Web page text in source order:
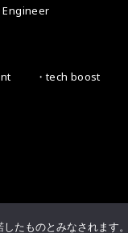
Engineer
・tech boost
たものとみなされます。